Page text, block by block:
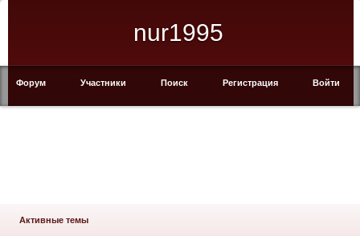
nur1995
Форум Участники Поиск Регистрация Войти
Активные темы